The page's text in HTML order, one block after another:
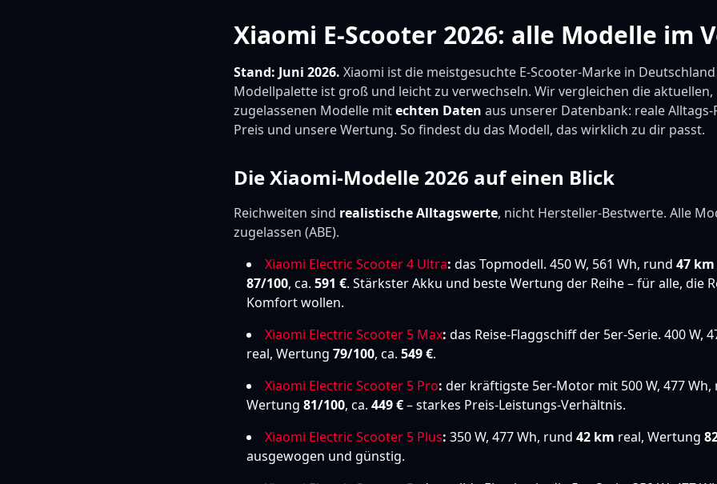
Xiaomi E-Scooter 2026: alle Modelle im
Stand: Juni 2026. Xiaomi ist die meistgesuchte E-Scooter-Marke in
Modellpalette ist groß und leicht zu verwechseln. Wir vergleichen die
zugelassenen Modelle mitechten Daten aus unserer Datenbank: reale
Preis und unsere Wertung. So findest du das Modell, das wirklich zu dir passt.
Die Xiaomi-Modelle 2026 auf einen Blick
Reichweiten sind realistische Alltagswerte, nicht Hersteller-Bestwerte. Alle
zugelassen (ABE).
Xiaomi Electric Scooter 4 Ultra: das Topmodell. 450 W, 561 Wh, rund 47 km
87/100, ca. 591 €. Stärkster Akku und beste Wertung der Reihe – für alle, die
Komfort wollen.
Xiaomi Electric Scooter 5 Max: das Reise-Flaggschiff der 5er-Serie. 400 W,
real, Wertung 79/100, ca. 549 €.
Xiaomi Electric Scooter 5 Pro: der kräftigste 5er-Motor mit 500 W, 477
Wertung 81/100, ca. 449 €– starkes Preis-Leistungs-Verhältnis.
Xiaomi Electric Scooter 5 Plus: 350 W, 477 Wh, rund 42 km real, Wertung
ausgewogen und günstig.